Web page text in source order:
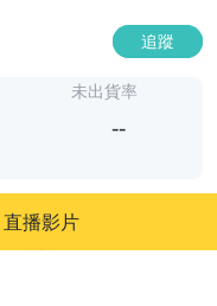
追蹤
未出貨率
--
直播影片